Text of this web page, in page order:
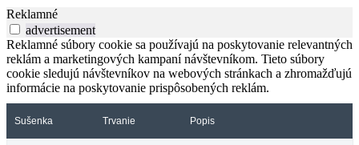
Reklamné
advertisement
Reklamné súbory cookie sa používajú na poskytovanie relevantných
reklám a marketingových kampaní návštevníkom. Tieto súbory
cookie sledujú návštevníkov na webových stránkach a zhromažďujú
informácie na poskytovanie prispôsobených reklám.
Sušenka Trvanie Popis